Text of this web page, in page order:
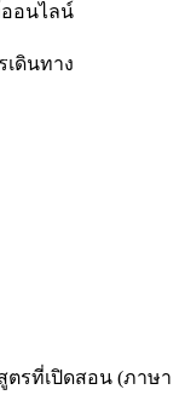
อนไลน์
ดินทาง
ตรที่เปิดสอน (ภาษา